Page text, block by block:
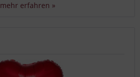
mehr erfahren »